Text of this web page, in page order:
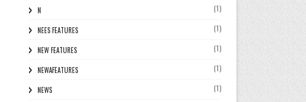
N (1)
NEES FEATURES (1)
NEW FEATURES (1)
NEWAFEATURES (1)
NEWS (1)